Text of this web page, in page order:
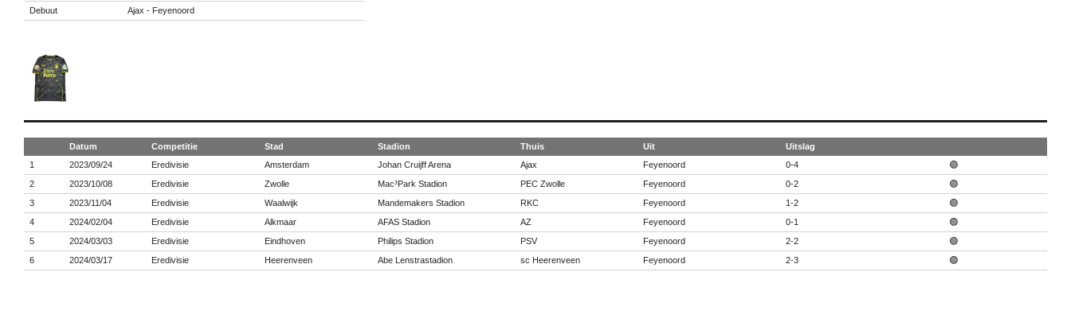
Debuut
Ajax - Feyenoord
Datum Competitie Stad Stadion Thuis Uit
Uitslag
1
2023/09/24 Eredivisie Amsterdam Johan Cruijff Arena Ajax Feyenoord 0-4
🟢
2
2023/10/08 Eredivisie Zwolle Mac³Park Stadion PEC Zwolle Feyenoord 0-2
🟢
3
2023/11/04 Eredivisie Waalwijk Mandemakers Stadion RKC Feyenoord 1-2
🟢
4
2024/02/04 Eredivisie Alkmaar AFAS Stadion AZ Feyenoord 0-1
🟢
5
2024/03/03 Eredivisie Eindhoven Philips Stadion PSV Feyenoord 2-2
🟢
6
2024/03/17 Eredivisie Heerenveen Abe Lenstrastadion sc Heerenveen Feyenoord 2-3 🟢